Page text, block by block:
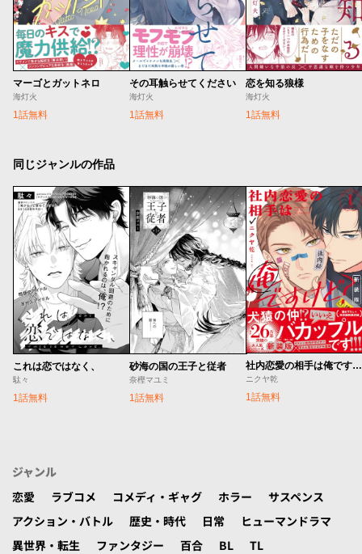
マーゴとガットネロ
海灯火
1話無料
その耳触らせてください
海灯火
1話無料
恋を知る狼様
海灯火
1話無料
同じジャンルの作品
これは恋ではなく、
駄々
1話無料
砂海の国の王子と従者
奈樫マユミ
1話無料
社内恋愛の相手は俺ですけど？ 新装版
ニクヤ乾
1話無料
ジャンル
恋愛
ラブコメ コメディ・ギャグ ホラー
サスペンス
アクション・バトル
歴史・時代 日常
ヒューマンドラマ
異世界・転生
ファンタジー 百合 BL
TL